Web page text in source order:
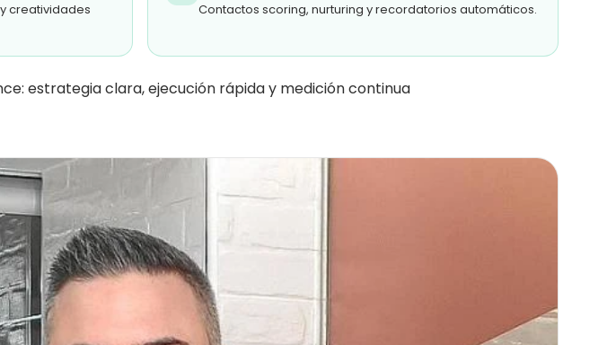
creatividades
Contactos scoring, nurturing y recordatorios automáticos.
estrategia clara, ejecución rápida y medición continua